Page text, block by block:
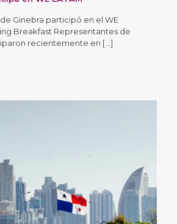
Ginebra participó en el WE
Breakfast Representantes de
recientemente en […]